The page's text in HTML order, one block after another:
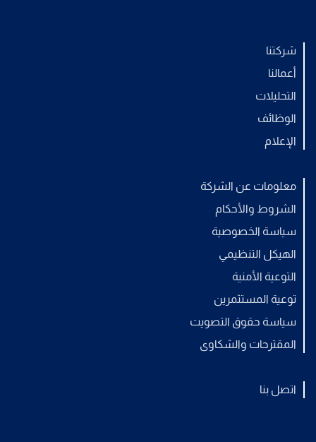
شركتنا
أعمالنا
التحليلات
الوظائف
الإعلام
معلومات عن الشركة
الشروط والأحكام
سياسة الخصوصية
الهيكل التنظيمي
التوعية الأمنية
توعية المستثمرين
سياسة حقوق التصويت
المقترحات والشكاوى
اتصل بنا